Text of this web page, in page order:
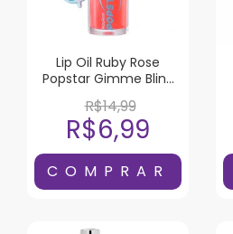
Lip Oil Ruby Rose
Popstar Gimme Bling
Liquor
R$14,99
R$6,99